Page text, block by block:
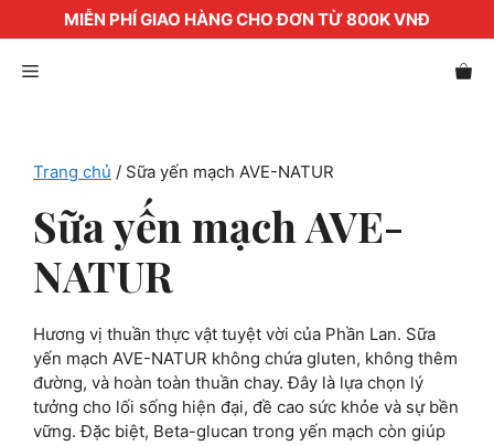
MIỄN PHÍ GIAO HÀNG CHO ĐƠN TỪ 800K VNĐ
đến Menu
Trang chủ / Sữa yến mạch AVE-NATUR
Sữa yến mạch AVE-
NATUR
Hương vị thuần thực vật tuyệt vời của Phần Lan. Sữa
yến mạch AVE-NATUR không chứa gluten, không thêm
đường, và hoàn toàn thuần chay. Đây là lựa chọn lý
tưởng cho lối sống hiện đại, đề cao sức khỏe và sự bền
vững. Đặc biệt, Beta-glucan trong yến mạch còn giúp